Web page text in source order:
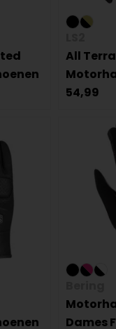
All
54,99
Dames